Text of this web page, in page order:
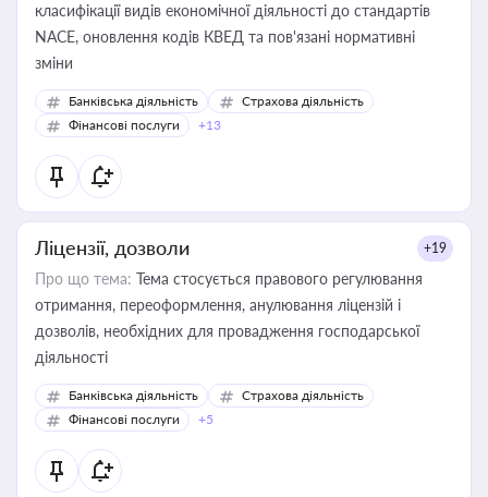
класифікації видів економічної діяльності до стандартів
NACE, оновлення кодів КВЕД та пов'язані нормативні
зміни
Банківська діяльність
Страхова діяльність
Фінансові послуги
+13
Ліцензії, дозволи +19
Про що тема: Тема стосується правового регулювання
отримання, переоформлення, анулювання ліцензій і
дозволів, необхідних для провадження господарської
діяльності
Банківська діяльність
Страхова діяльність
Фінансові послуги
+5